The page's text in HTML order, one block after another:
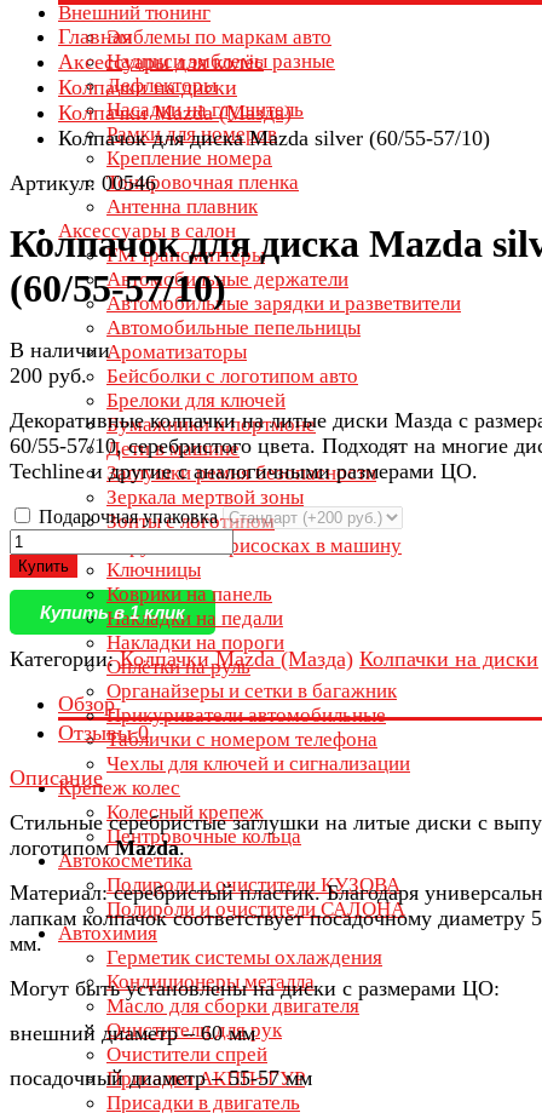
Внешний тюнинг
Эмблемы по маркам авто
Надписи эмблемы разные
Дефлекторы
Насадки на глушитель
Рамки для номеров
Крепление номера
Тонировочная пленка
Антенна плавник
Аксессуары в салон
FM трансмиттеры
Автомобильные держатели
Автомобильные зарядки и разветвители
Автомобильные пепельницы
Ароматизаторы
Бейсболки с логотипом авто
Брелоки для ключей
Бумажники и портмоне
Дети в машине
Заглушки ремня безопасности
Зеркала мертвой зоны
Зонты с логотипом
Игрушки на присосках в машину
Ключницы
Коврики на панель
Накладки на педали
Накладки на пороги
Оплётки на руль
Органайзеры и сетки в багажник
Прикуриватели автомобильные
Таблички с номером телефона
Чехлы для ключей и сигнализации
Крепеж колес
Колесный крепеж
Центровочные кольца
Автокосметика
Полироли и очистители КУЗОВА
Полироли и очистители САЛОНА
Автохимия
Герметик системы охлаждения
Кондиционеры металла
Масло для сборки двигателя
Очистители для рук
Очистители спрей
Присадки АКПП+ГУР
Присадки в двигатель
Главная
Аксессуары для колёс
Колпачки на диски
Колпачки Mazda (Мазда)
Колпачок для диска Mazda silver (60/55-57/10)
Артикул: 00546
Колпачок для диска Mazda
(60/55-57/10)
В наличии
200 руб.
Декоративные колпачки на литые диски Мазда с
60/55-57/10, серебристого цвета. Подходят на многие
Techline и другие с аналогичными размерами ЦО.
Подарочная упаковка
Купить
Купить в 1 клик
Категории:Колпачки Mazda (Мазда) Колпачки на диски
Обзор
Отзывы0
Описание
Стильные серебристые заглушки на литые диски с
логотипомMazda.
Материал: серебристый пластик. Благодаря
лапкам колпачок соответствует посадочному диаметру
мм.
Могут быть установлены на диски с размерами ЦО:
внешний диаметр – 60 мм
посадочный диаметр – 55-57 мм